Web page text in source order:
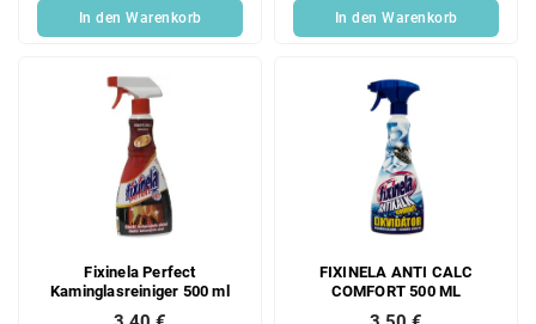
In den Warenkorb In den Warenkorb
Fixinela Perfect
Kaminglasreiniger 500 ml
FIXINELA ANTI CALC
COMFORT 500 ML